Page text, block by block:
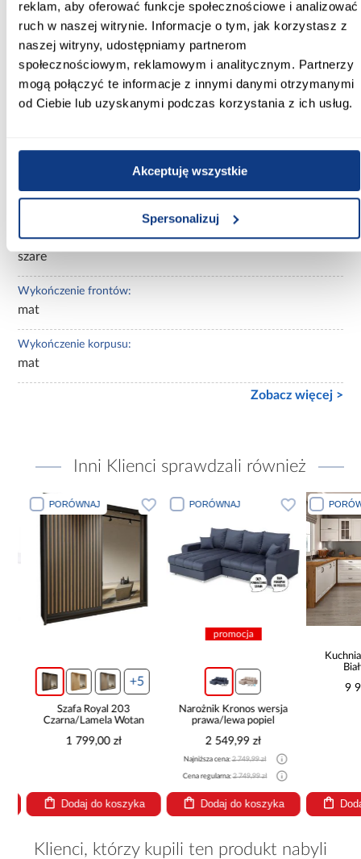
reklam, aby oferować funkcje społecznościowe i analizować
ruch w naszej witrynie. Informacje o tym, jak korzystasz z
naszej witryny, udostępniamy partnerom
społecznościowym, reklamowym i analitycznym. Partnerzy
mogą połączyć te informacje z innymi danymi otrzymanymi
od Ciebie lub uzyskanymi podczas korzystania z ich usług.
Akceptuję wszystkie
Spersonalizuj
Kolekcja:
aria graphite
Kolor frontów:
GRAPHITE AFM
antracyt
szare
Wybarwienie korpusu:
szare
Wykończenie frontów:
mat
Wykończenie korpusu:
mat
Zobacz więcej >
Inni Klienci sprawdzali również
PORÓWNAJ
+5
Szafa Royal 203
Czarna/Lamela Wotan
1 799,00 zł
Dodaj do koszyka
PORÓWNAJ
promocja
Narożnik Kronos wersja
prawa/lewa popiel
2 549,99 zł
Najniższa cena:2 749,99 zł
Cena regularna:2 749,99 zł
Dodaj do koszyka
Kuchnia
9
Klienci, którzy kupili ten produkt nabyli